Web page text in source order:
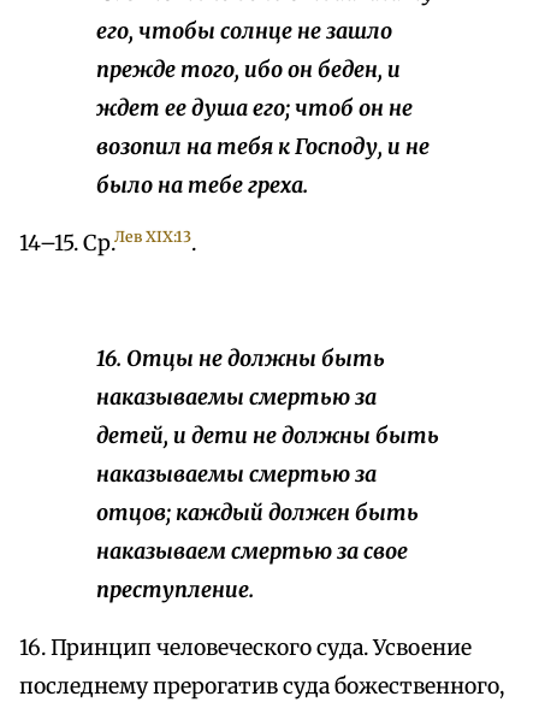
его, чтобы солнце не зашло
прежде того, ибо он беден, и
ждет ее душа его; чтоб он не
возопил на тебя к Господу, и не
было на тебе греха.
14–15. Ср.Лев ХIX:13.
16. Отцы не должны быть
наказываемы смертью за
детей, и дети не должны быть
наказываемы смертью за
отцов; каждый должен быть
наказываем смертью за свое
преступление.
16. Принцип человеческого суда. Усвоение
последнему прерогатив суда божественного,